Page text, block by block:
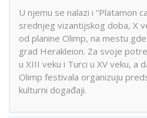
U njemu se nalazi i “Platamon
srednjeg vizantijskog doba, X
od planine Olimp, na mestu
grad Herakleion. Za svoje
u XIII veku i Turci u XV veku, a
Olimp festivala organizuju
kulturni događaji.